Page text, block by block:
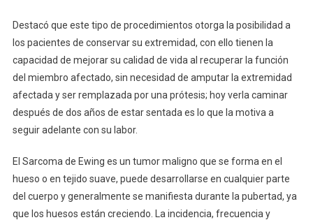
Destacó que este tipo de procedimientos otorga la posibilidad a
los pacientes de conservar su extremidad, con ello tienen la
capacidad de mejorar su calidad de vida al recuperar la función
del miembro afectado, sin necesidad de amputar la extremidad
afectada y ser remplazada por una prótesis; hoy verla caminar
después de dos años de estar sentada es lo que la motiva a
seguir adelante con su labor.
El Sarcoma de Ewing es un tumor maligno que se forma en el
hueso o en tejido suave, puede desarrollarse en cualquier parte
del cuerpo y generalmente se manifiesta durante la pubertad, ya
que los huesos están creciendo. La incidencia, frecuencia y